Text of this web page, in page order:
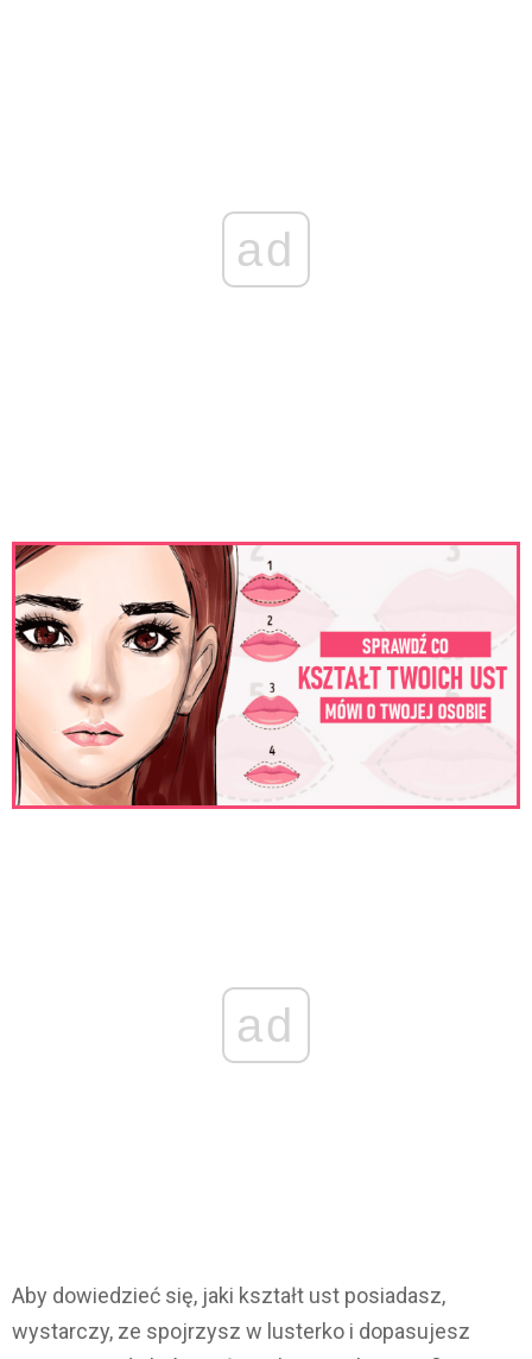
ad
ad
Aby dowiedzieć się, jaki kształt ust posiadasz,
wystarczy, ze spojrzysz w lusterko i dopasujesz